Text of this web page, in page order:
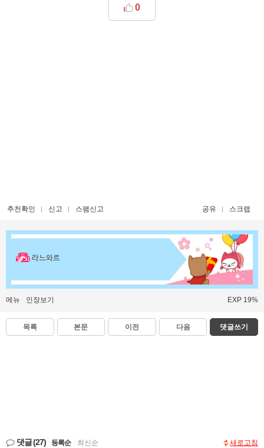
0
추천확인 신고 스팸신고 공유 스크랩
라느와르
메뉴 인장보기 EXP 19%
목록 본문 이전 다음 댓글쓰기
댓글(27) 등록순 최신순 새로고침